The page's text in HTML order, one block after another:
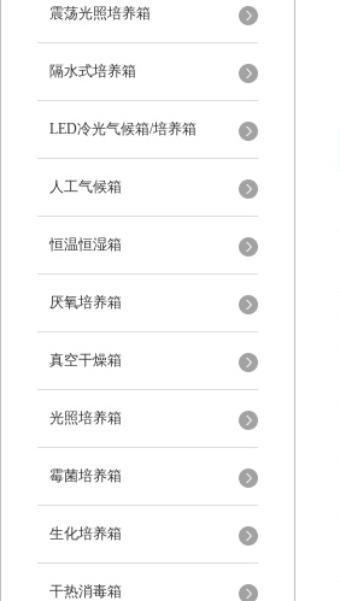
震荡光照培养箱
隔水式培养箱
LED冷光气候箱/培养箱
人工气候箱
恒温恒湿箱
厌氧培养箱
真空干燥箱
光照培养箱
霉菌培养箱
生化培养箱
干热消毒箱